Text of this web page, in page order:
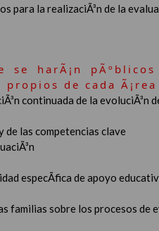
para la realizaciÃ³n de la
se harÃ¡n
de cada Ã¡rea
continuada de la evoluciÃ³n
de las competencias clave
especÃ­fica de apoyo
familias sobre los procesos de